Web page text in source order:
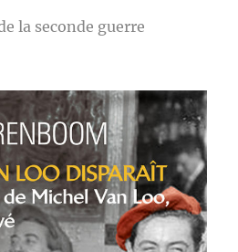
la seconde guerre